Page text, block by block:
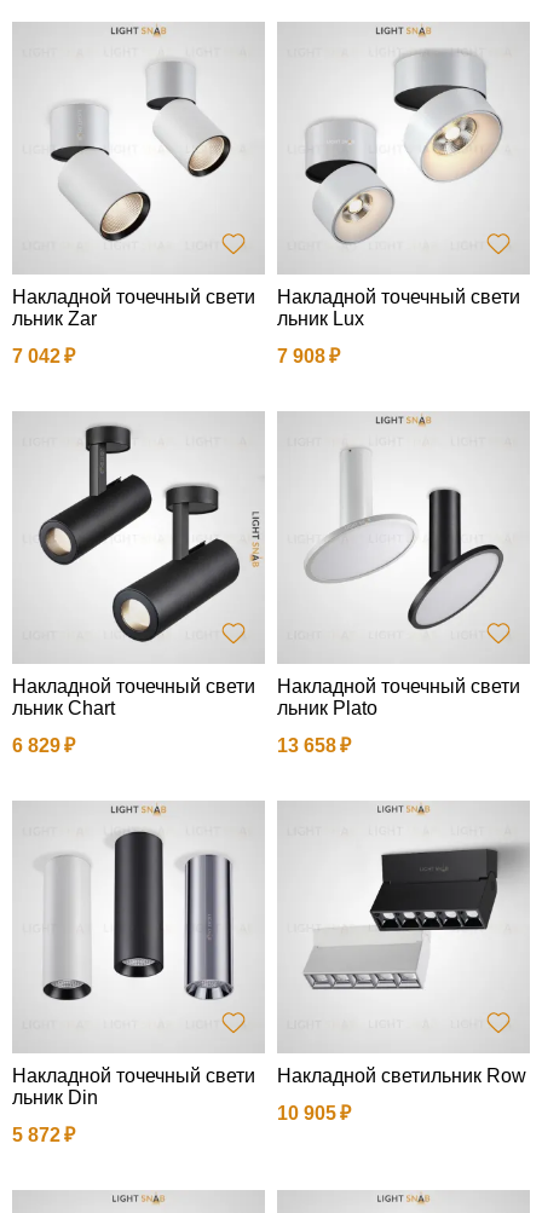
Накладной точечный свети
льник Zar
7 042
Накладной точечный свети
льник Lux
7 908
Накладной точечный свети
льник Chart
6 829
Накладной точечный свети
льник Plato
13 658
Накладной точечный свети
льник Din
5 872
Накладной светильник Row
10 905